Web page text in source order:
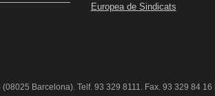
Barcelona). Telf. 93 329 8111. Fax. 93 329 84 16 |